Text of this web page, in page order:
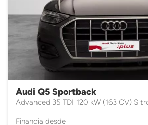
Audi Q5 Sportback
Advanced 35 TDI 120 kW (163 CV) S
Financia desde